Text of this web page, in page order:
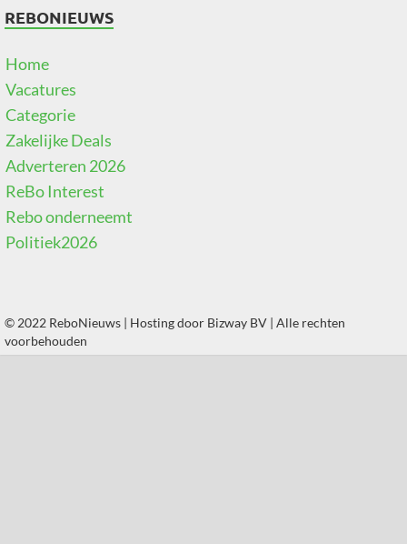
REBONIEUWS
Home
Vacatures
Categorie
Zakelijke Deals
Adverteren 2026
ReBo Interest
Rebo onderneemt
Politiek2026
© 2022 ReboNieuws | Hosting door Bizway BV | Alle rechten
voorbehouden